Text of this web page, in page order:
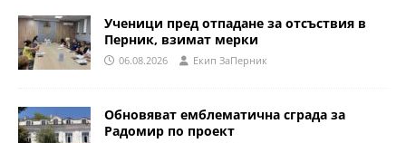
Ученици пред отпадане за отсъствия в
Перник, взимат мерки
06.08.2026 Eкип ЗаПерник
Обновяват емблематична сграда за
Радомир по проект